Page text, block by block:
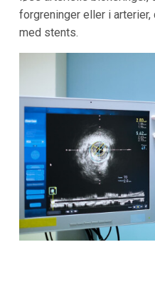
forgreninger eller i
med stents.